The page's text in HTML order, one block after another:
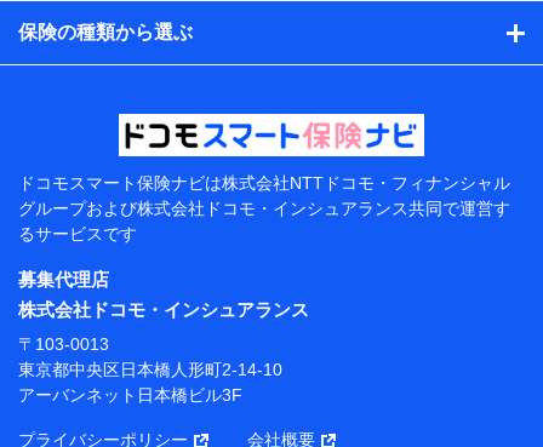
的、保険商品の内容、保険料、保険料のお支払方法、車
のメーカーや走行距離などの情報、建物の構造や築年数
などの情報、ペットの種類や年齢などの情報などが含ま
提供当事者から受領当事者が個人データを取得する方法
電子的・電磁的方法等
【共同して利用する者の範囲】
当社
株式会社NTTドコモ・フィナンシャルグループ
【利用目的】
当社または株式会社NTTドコモ・フィナンシャルグルー
プが提供する保険関連サービスにおけるユーザー登録受
付および管理のため
当社または株式会社NTTドコモ・フィナンシャルグルー
保険の種類から選ぶ
ドコモスマート保険ナビは株式会社NTTドコモ・フィナンシャル
グループおよび株式会社ドコモ・インシュアランス共同で運営す
るサービスです
募集代理店
株式会社ドコモ・インシュアランス
〒103-0013
東京都中央区日本橋人形町2-14-10
アーバンネット日本橋ビル3F
プライバシーポリシー 会社概要